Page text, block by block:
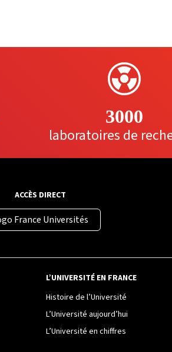
3000
laboratoires de
ACCÈS DIRECT
France Universités
L’UNIVERSITÉ EN FRANCE
Histoire de l’Université
L’Université aujourd’hui
L’Université en chiffres